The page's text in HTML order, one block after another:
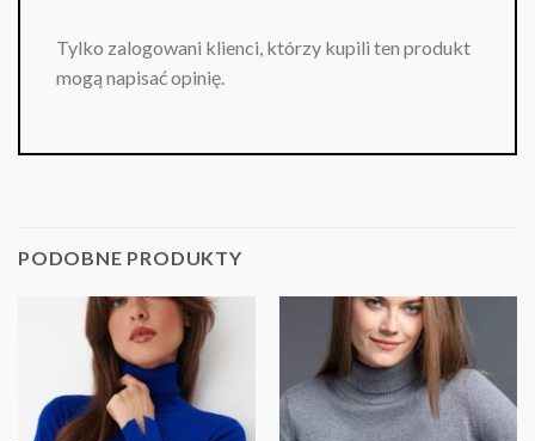
Tylko zalogowani klienci, którzy kupili ten produkt
mogą napisać opinię.
PODOBNE PRODUKTY